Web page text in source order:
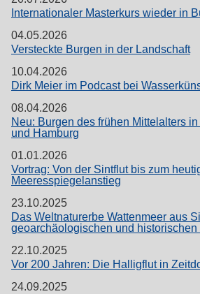
Internationaler Masterkurs wieder in
04.05.2026
Versteckte Burgen in der Landschaft
10.04.2026
Dirk Meier im Podcast bei
08.04.2026
Neu: Burgen des frühen Mittelalters
und Hamburg
01.01.2026
Vortrag: Von der Sintflut bis zum
Meeresspiegelanstieg
23.10.2025
Das Weltnaturerbe Wattenmeer aus
geoarchäologischen und historischen
22.10.2025
Vor 200 Jahren: Die Halligflut in
24.09.2025